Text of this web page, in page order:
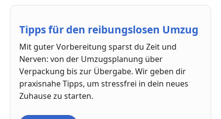
Tipps für den reibungslosen Umzug
Mit guter Vorbereitung sparst du Zeit und
Nerven: von der Umzugsplanung über
Verpackung bis zur Übergabe. Wir geben dir
praxisnahe Tipps, um stressfrei in dein neues
Zuhause zu starten.